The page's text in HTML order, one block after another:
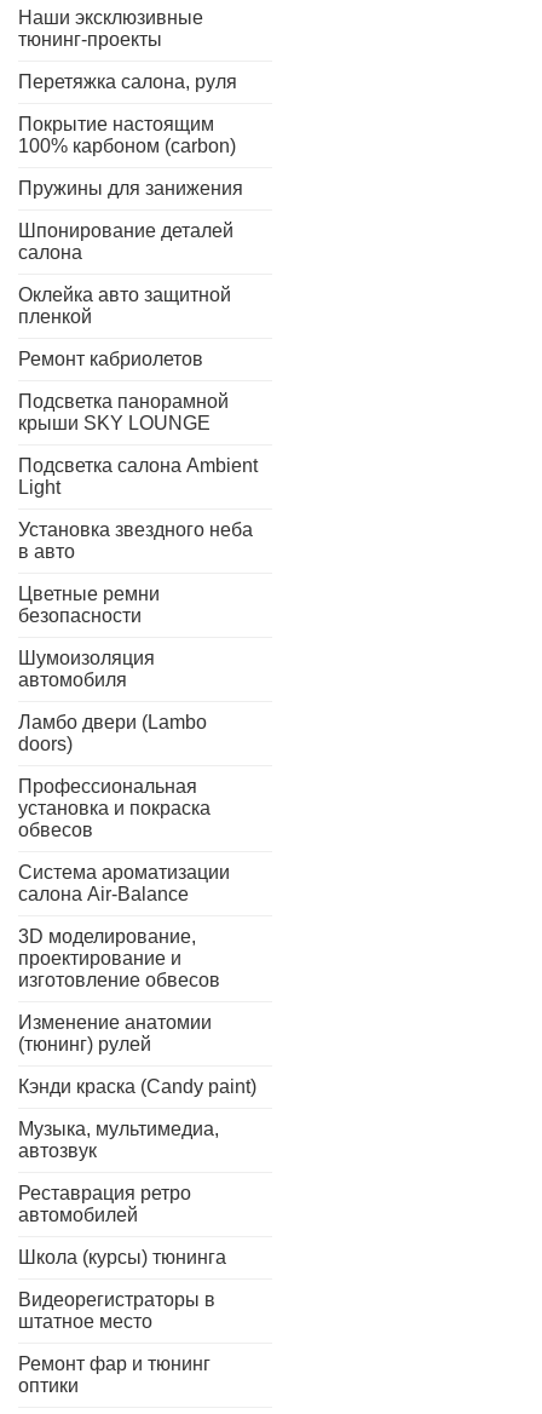
Наши эксклюзивные
тюнинг-проекты
Перетяжка салона, руля
Покрытие настоящим
100% карбоном (carbon)
Пружины для занижения
Шпонирование деталей
салона
Оклейка авто защитной
пленкой
Ремонт кабриолетов
Подсветка панорамной
крыши SKY LOUNGE
Подсветка салона Ambient
Light
Установка звездного неба
в авто
Цветные ремни
безопасности
Шумоизоляция
автомобиля
Ламбо двери (Lambo
doors)
Профессиональная
установка и покраска
обвесов
Система ароматизации
салона Air-Balance
3D моделирование,
проектирование и
изготовление обвесов
Изменение анатомии
(тюнинг) рулей
Кэнди краска (Candy paint)
Музыка, мультимедиа,
автозвук
Реставрация ретро
автомобилей
Школа (курсы) тюнинга
Видеорегистраторы в
штатное место
Ремонт фар и тюнинг
оптики